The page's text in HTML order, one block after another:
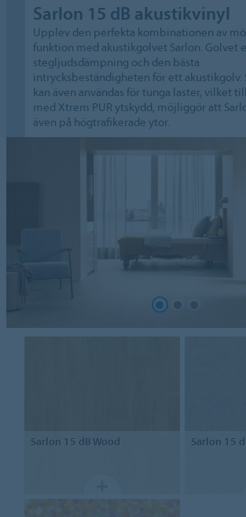
Sarlon 15 dB akustikvinyl
Upplev den perfekta kombinationen av
funktion med akustikgolvet Sarlon. Golvet
stegljudsdämpning och den bästa
intrycksbeständigheten för ett akustikgolv.
kan även användas för tunga laster, vilket
med Xtrem PUR ytskydd, möjliggör att
även på högtrafikerade ytor.
Sarlon 15 dB Wood Sarlon 15